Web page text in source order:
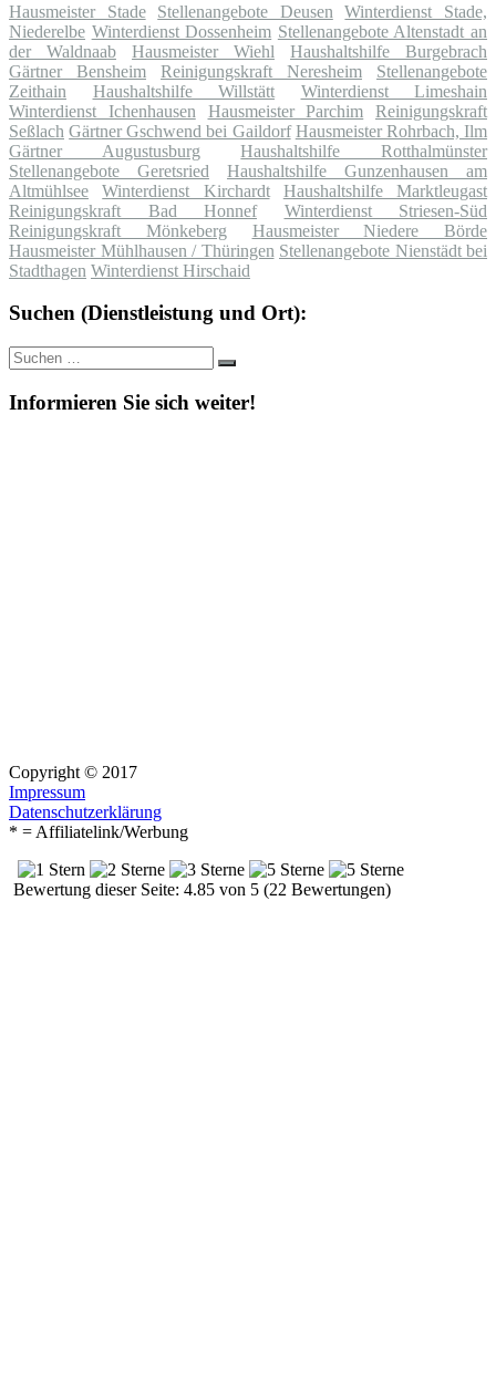
Hausmeister Stade Stellenangebote Deusen
Winterdienst Stade,
Niederelbe Winterdienst Dossenheim Stellenangebote Altenstadt an
der Waldnaab
Hausmeister Wiehl
Haushaltshilfe Burgebrach
Gärtner Bensheim
Reinigungskraft Neresheim
Stellenangebote
Zeithain
Haushaltshilfe Willstätt
Winterdienst Limeshain
Winterdienst Ichenhausen
Hausmeister Parchim
Reinigungskraft
Seßlach Gärtner Gschwend bei Gaildorf Hausmeister Rohrbach, Ilm
Gärtner Augustusburg
Haushaltshilfe Rotthalmünster
Stellenangebote Geretsried
Haushaltshilfe Gunzenhausen am
Altmühlsee
Winterdienst Kirchardt
Haushaltshilfe Marktleugast
Reinigungskraft Bad Honnef
Winterdienst Striesen-Süd
Reinigungskraft Mönkeberg
Hausmeister Niedere Börde
Hausmeister Mühlhausen / Thüringen Stellenangebote Nienstädt bei
Stadthagen Winterdienst Hirschaid
Suchen (Dienstleistung und Ort):
Suche
nach:
Suchen
Informieren Sie sich weiter!
Copyright © 2017
Impressum
Datenschutzerklärung
* = Affiliatelink/Werbung
Bewertung dieser Seite: 4.85 von 5 (22 Bewertungen)